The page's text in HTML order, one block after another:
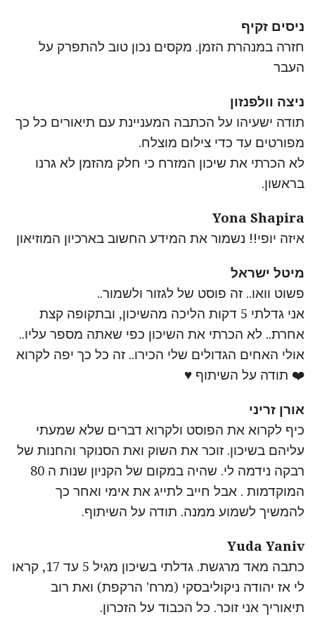
ניסים זקיף
חזרה במנהרת הזמן. מקסים נכון טוב להתפרק על
העבר
ניצה וולפנזון
תודה ישעיהו על הכתבה המעניינת עם תיאורים כל כך
מפורטים עד כדי צילום מוצלח.
לא הכרתי את שיכון המזרח כי חלק מהזמן לא גרנו
בראשון.
Yona Shapira
איזה יופי!! נשמור את המידע החשוב בארכיון המוזיאון
מיטל ישראל
פשוט וואו.. זה פוסט של לגזור ולשמור..
אני גדלתי 5 דקות הליכה מהשיכון, ובתקופה קצת
אחרת.. לא הכרתי את השיכון כפי שאתה מספר עליו..
אולי האחים הגדולים שלי הכירו.. זה כל כך יפה לקרוא ⁦
❤️⁩ תודה על השיתוף ♥️
אורן זריני
כיף לקרוא את הפוסט ולקרוא דברים שלא שמעתי
עליהם בשיכון. זוכר את השוק ואת הסנוקר והחנות של
רבקה נידמה לי. שהיה במקום של הקניון שנות ה 80
המוקדמות . אבל חייב לתייג את אימי ואחר כך
להמשיך לשמוע ממנה. תודה על השיתוף.
Yuda Yaniv
כתבה מאד מרגשת. גדלתי בשיכון מגיל 5 עד 17, קראו
לי אז יהודה ניקוליבסקי (מרח' הרקפת) ואת רוב
תיאוריך אני זוכר. כל הכבוד על הזכרון.